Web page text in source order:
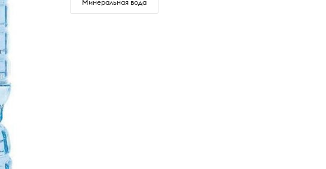
Минеральная вода